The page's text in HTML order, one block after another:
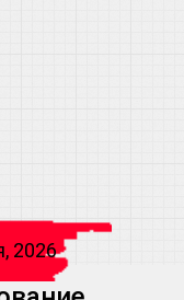
2026